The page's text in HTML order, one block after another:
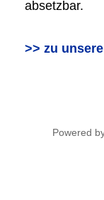
absetzbar.
>> zu
Powered